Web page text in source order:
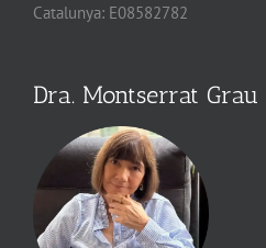
Catalunya: E08582782
Dra. Montserrat Grau